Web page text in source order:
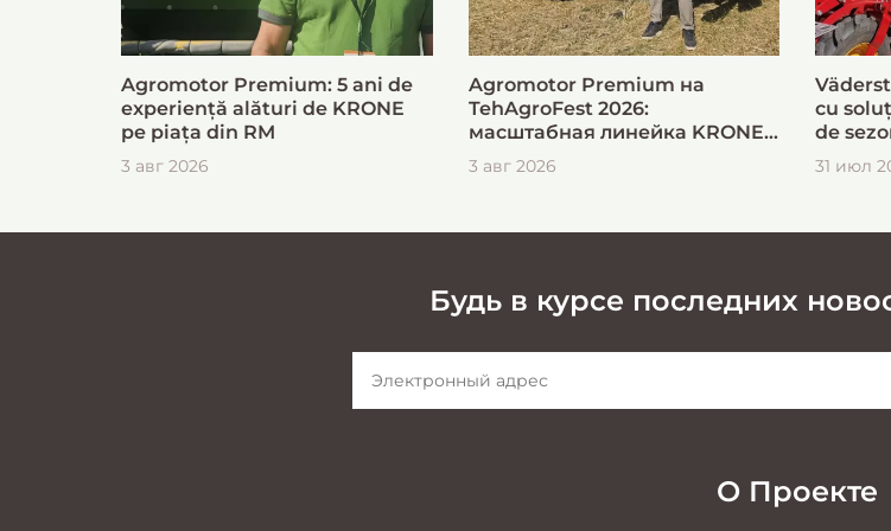
Agromotor Premium: 5 ani de
experiență alături de KRONE
pe piața din RM
3 авг 2026
Agromotor Premium на
TehAgroFest 2026:
масштабная линейка KRONE
для быстрой и эффективной
заготовки кормов
3 авг 2026
cu
de
31 июл
Будь в курсе последних
О Проекте